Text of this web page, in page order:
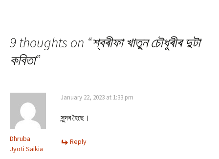
9 thoughts on “শ্বৰীফা খাতুন চৌধুৰীৰ দুটা
কবিতা”
Dhruba
Jyoti Saikia
January 22, 2023 at 1:33 pm
সুন্দৰ হৈছে।
Reply